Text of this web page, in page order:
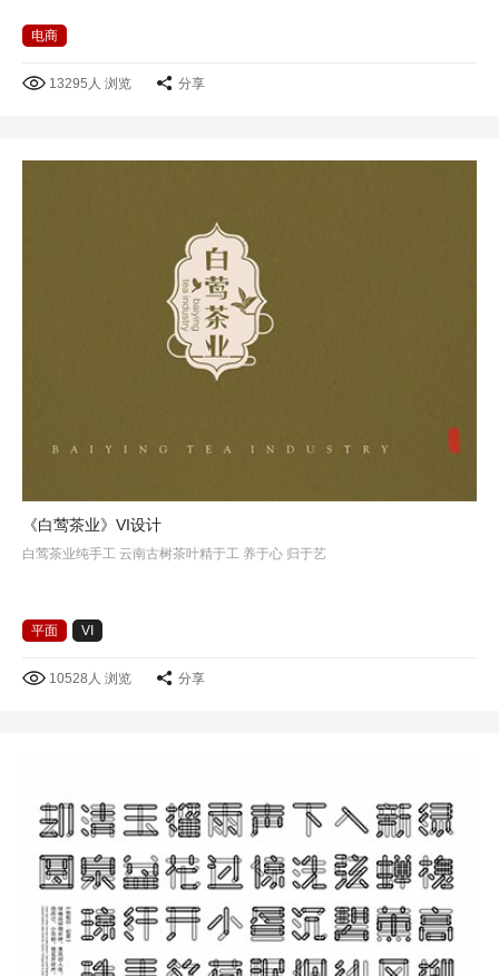
电商
13295人 浏览 分享
《白莺茶业》VI设计
白莺茶业纯手工 云南古树茶叶精于工 养于心 归于艺
平面 VI
10528人 浏览 分享